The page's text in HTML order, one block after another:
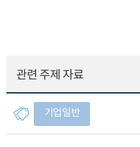
관련 주제 자료
기업일반